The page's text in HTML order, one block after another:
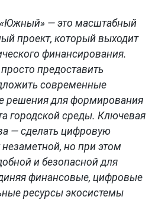
«Южный» — это масштабный
проект, который выходит
финансирования.
предоставить
современные
решения для формирования
городской среды. Ключевая
— сделать цифровую
незаметной, но при этом
и безопасной для
финансовые, цифровые
ресурсы экосистемы